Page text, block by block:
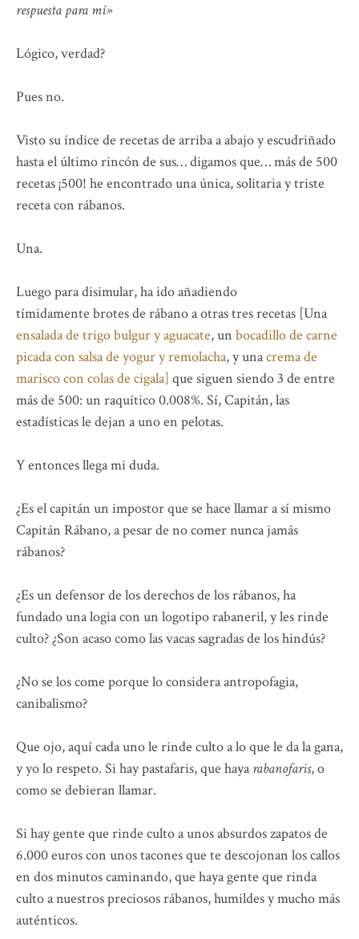
respuesta para mí»
Lógico, verdad?
Pues no.
Visto su índice de recetas de arriba a abajo y escudriñado
hasta el último rincón de sus… digamos que… más de 500
recetas ¡500! he encontrado una única, solitaria y triste
receta con rábanos.
Una.
Luego para disimular, ha ido añadiendo
tímidamente brotes de rábano a otras tres recetas [Una
ensalada de trigo bulgury aguacate, un bocadillo de carne
picada con salsa de yogur y remolacha, y unacrema de
marisco con colas de cigala] que siguen siendo 3 de entre
más de 500: un raquítico 0.008%. Sí, Capitán, las
estadísticas le dejan a uno en pelotas.
Y entonces llega mi duda.
¿Es el capitán un impostor que se hace llamar a sí mismo
Capitán Rábano, a pesar de no comer nunca jamás
rábanos?
¿Es un defensor de los derechos de los rábanos, ha
fundado una logia con un logotipo rabaneril, y les rinde
culto? ¿Son acaso como las vacas sagradas de los hindús?
¿No se los come porque lo considera antropofagia,
canibalismo?
Que ojo, aquí cada uno le rinde culto a lo que le da la gana,
y yo lo respeto. Si hay pastafaris, que hayarabanofaris, o
como se debieran llamar.
Si hay gente que rinde culto a unos absurdos zapatos de
6.000 euros con unos tacones que te descojonan los callos
en dos minutos caminando, que haya gente que rinda
culto a nuestros preciosos rábanos, humildes y mucho más
auténticos.